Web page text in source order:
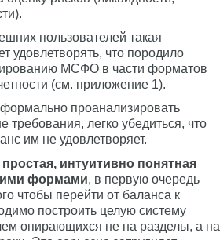
пользователей такая
удовлетворять, что породило
МСФО в части форматов
(см. приложение 1).
проанализировать
легко убедиться, что
им не удовлетворяет.
простая, интуитивно понятная
формами, в первую очередь
чтобы перейти от баланса к
построить целую систему
опирающихся не на разделы, а на